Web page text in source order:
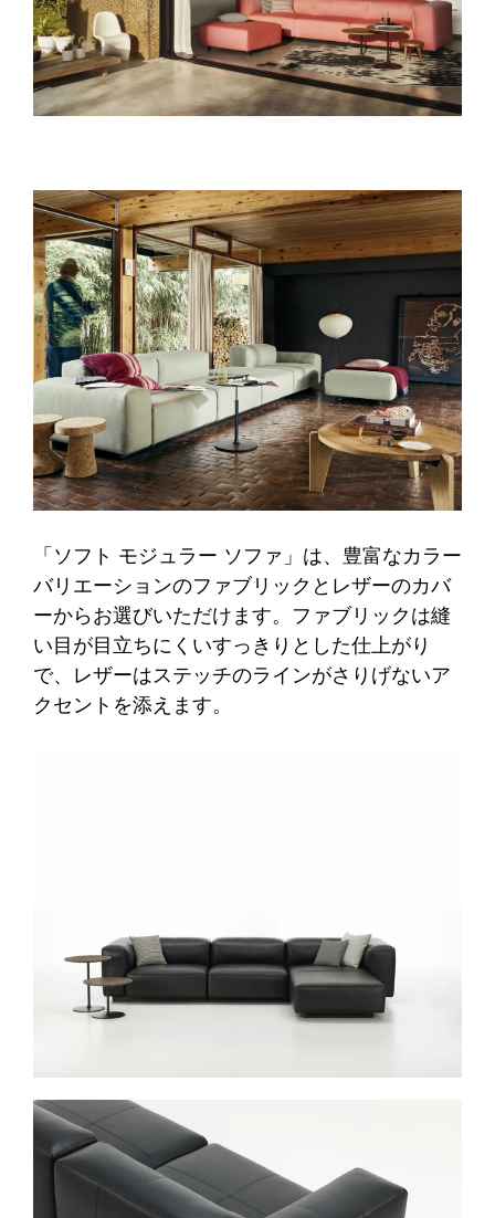
「ソフト モジュラー ソファ」は、豊富なカラー
バリエーションのファブリックとレザーのカバ
ーからお選びいただけます。ファブリックは縫
い目が目立ちにくいすっきりとした仕上がり
で、レザーはステッチのラインがさりげないア
クセントを添えます。